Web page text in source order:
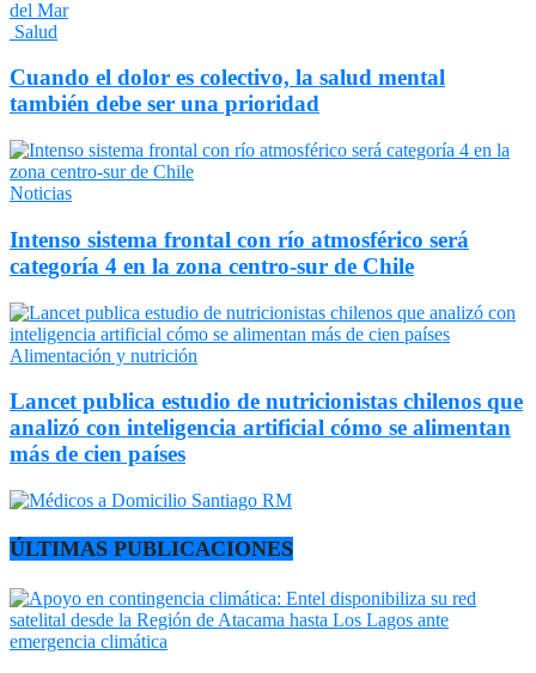
Salud
Cuando el dolor es colectivo, la salud mental
también debe ser una prioridad
Noticias
Intenso sistema frontal con río atmosférico será
categoría 4 en la zona centro-sur de Chile
Alimentación y nutrición
Lancet publica estudio de nutricionistas chilenos que
analizó con inteligencia artificial cómo se alimentan
más de cien países
ÚLTIMAS PUBLICACIONES